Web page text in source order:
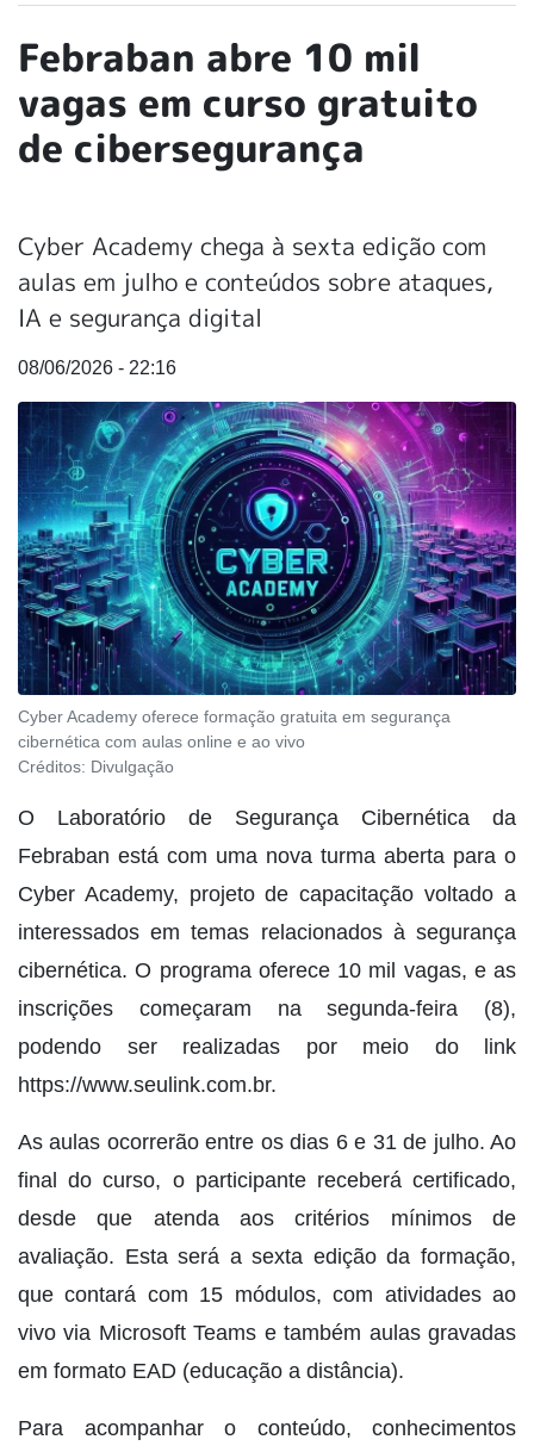
Febraban abre 10 mil
vagas em curso gratuito
de cibersegurança
Cyber Academy chega à sexta edição com
aulas em julho e conteúdos sobre ataques,
IA e segurança digital
08/06/2026 - 22:16
Cyber Academy oferece formação gratuita em segurança
cibernética com aulas online e ao vivo
Créditos: Divulgação
O Laboratório de Segurança Cibernética da
Febraban está com uma nova turma aberta para o
Cyber Academy, projeto de capacitação voltado a
interessados em temas relacionados à segurança
cibernética. O programa oferece 10 mil vagas, e as
inscrições começaram na segunda-feira (8),
podendo ser realizadas por meio do link
https://www.seulink.com.br.
As aulas ocorrerão entre os dias 6 e 31 de julho. Ao
final do curso, o participante receberá certificado,
desde que atenda aos critérios mínimos de
avaliação. Esta será a sexta edição da formação,
que contará com 15 módulos, com atividades ao
vivo via Microsoft Teams e também aulas gravadas
em formato EAD (educação a distância).
Para acompanhar o conteúdo, conhecimentos